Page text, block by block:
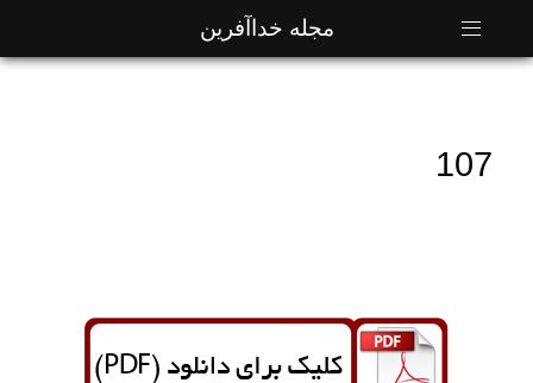
مجله خداآفرین
107